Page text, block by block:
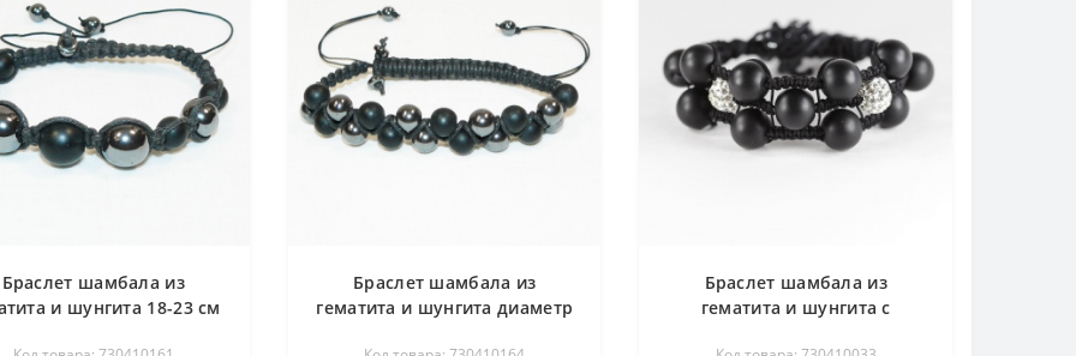
Браслет шамбала из
и шунгита 18-23 см
Браслет шамбала из
гематита и шунгита диаметр
Браслет шамбала из
гематита и шунгита с